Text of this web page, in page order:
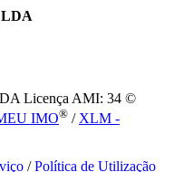
Licença AMI: 34 ©
IMO® /XLM -
/Política de Utilização